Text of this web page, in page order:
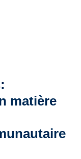
matière